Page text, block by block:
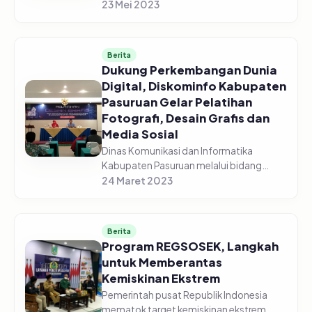
menghadiri Rapat Koordinasi
secara vir...
23 Mei 2023
Berita
Dukung Perkembangan Dunia
Digital, Diskominfo Kabupaten
Pasuruan Gelar Pelatihan
Fotografi, Desain Grafis dan
Media Sosial
Dinas Komunikasi dan Informatika
Kabupaten Pasuruan melalui bidang
Informasi dan Komunikasi Publik (IKP)
24 Maret 2023
Berita
Program REGSOSEK, Langkah
untuk Memberantas
Kemiskinan Ekstrem
Pemerintah pusat Republik Indonesia
mematok target kemiskinan ekstrem